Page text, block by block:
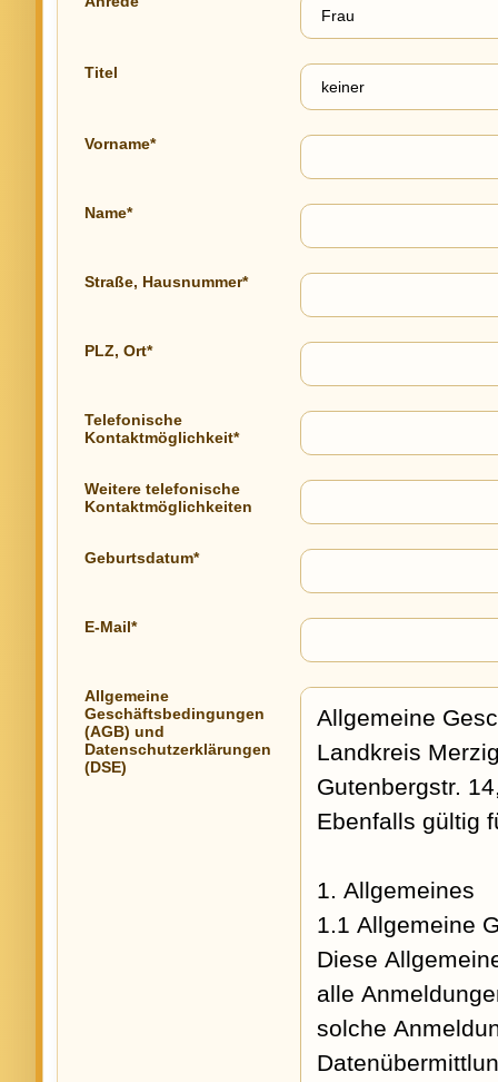
Titel
Vorname*
Name*
Straße, Hausnummer*
PLZ, Ort*
Telefonische
Kontaktmöglichkeit*
Weitere telefonische
Kontaktmöglichkeiten
Geburtsdatum*
E-Mail*
Allgemeine
Geschäftsbedingungen
(AGB) und
Datenschutzerklärungen
(DSE)